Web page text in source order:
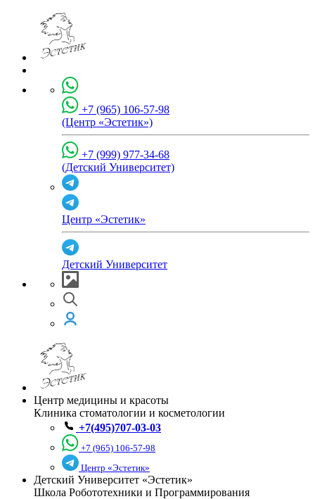
+7 (965) 106-57-98
(Центр «Эстетик»)
+7 (999) 977-34-68
(Детский Университет)
Центр «Эстетик»
Детский Университет
Центр медицины и красоты
Клиника стоматологии и косметологии
+7(495)707-03-03
+7 (965) 106-57-98
Центр «Эстетик»
Детский Университет «Эстетик»
Школа Робототехники и Программирования